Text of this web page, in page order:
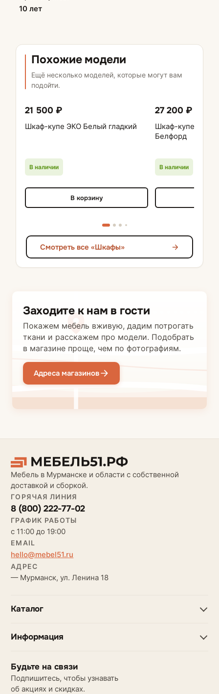
10 лет
Похожие модели
Ещё несколько моделей, которые могут вам
подойти.
21 500 ₽
Шкаф-купе ЭКО Белый гладкий
В наличии
В корзину
27 200 ₽
Шкаф-купе
Белфорд
В наличии
Смотреть все «Шкафы»
Заходите к нам в гости
Покажем мебель вживую, дадим потрогать
ткани и расскажем про модели. Подобрать
в магазине проще, чем по фотографиям.
Адреса магазинов
Мебель в Мурманске и области с собственной
доставкой и сборкой.
ГОРЯЧАЯ ЛИНИЯ
8 (800) 222-77-02
ГРАФИК РАБОТЫ
с 11:00 до 19:00
EMAIL
hello@mebel51.ru
АДРЕС
— Мурманск, ул. Ленина 18
Каталог
Информация
Будьте на связи
Подпишитесь, чтобы узнавать
об акциях и скидках.